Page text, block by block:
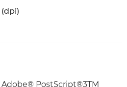
Adobe® PostScript®3TM